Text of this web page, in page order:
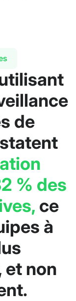
de
% des
ce
à
et non